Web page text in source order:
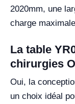
2020mm, une
charge
La table
chirurgies
Oui, la
un choix idéal